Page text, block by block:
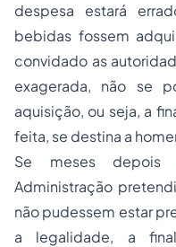
despesa estará
bebidas fossem
convidado as
exagerada, não se
aquisição, ou seja, a
feita, se destina a
Se meses depois
Administração
não pudessem estar
a legalidade, a